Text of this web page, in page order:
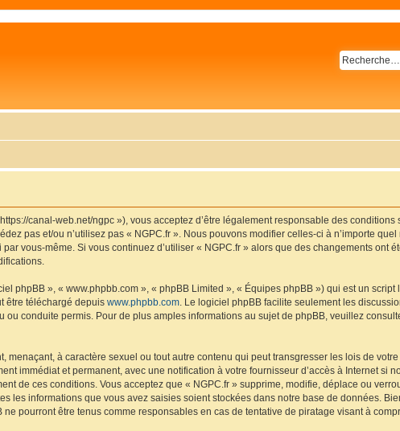
canal-web.net/ngpc »), vous acceptez d’être légalement responsable des conditions
pas et/ou n’utilisez pas « NGPC.fr ». Nous pouvons modifier celles-ci à n’importe
vous-même. Si vous continuez d’utiliser « NGPC.fr » alors que des changements ont
phpBB », « www.phpbb.com », « phpBB Limited », « Équipes phpBB ») qui est un script
être téléchargé depuis www.phpbb.com. Le logiciel phpBB facilite seulement les
conduite permis. Pour de plus amples informations au sujet de phpBB, veuillez
à caractère sexuel ou tout autre contenu qui peut transgresser les lois de
immédiat et permanent, avec une notification à votre fournisseur d’accès à Internet si
de ces conditions. Vous acceptez que « NGPC.fr » supprime, modifie, déplace ou
les informations que vous avez saisies soient stockées dans notre base de données.
pourront être tenus comme responsables en cas de tentative de piratage visant à